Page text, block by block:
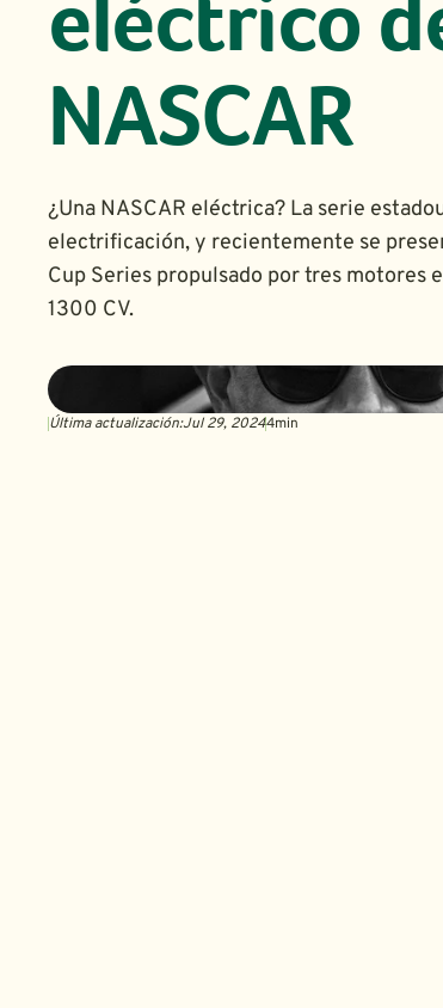
eléctrico
NASCAR
¿Una NASCAR eléctrica? La serie
electrificación, y recientemente se
Cup Series propulsado por tres motores
1300 CV.
Última actualización:Jul 29, 20244min